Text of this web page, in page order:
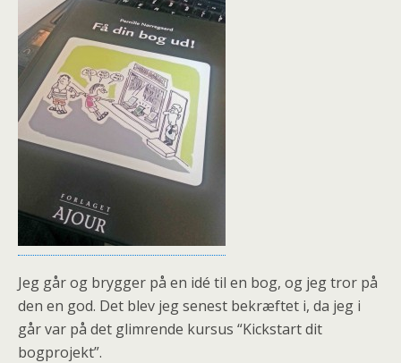
Jeg går og brygger på en idé til en bog, og jeg tror på
den en god. Det blev jeg senest bekræftet i, da jeg i
går var på det glimrende kursus “Kickstart dit
bogprojekt”.